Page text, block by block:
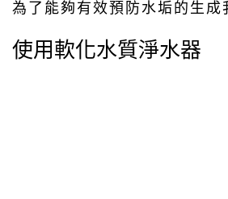
為了能夠有效預防水垢的生
使用軟化水質淨水器